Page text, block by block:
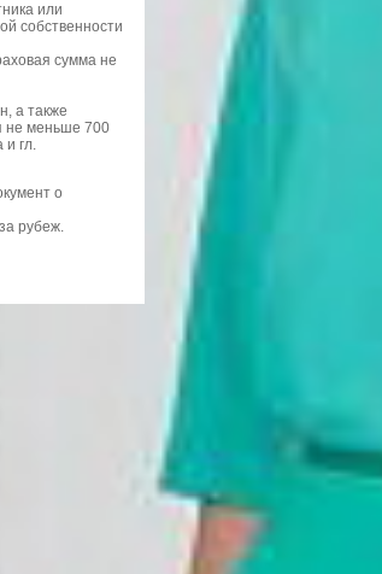
или
собственности
сумма не
а также
не меньше 700
и гл.
о
рубеж.